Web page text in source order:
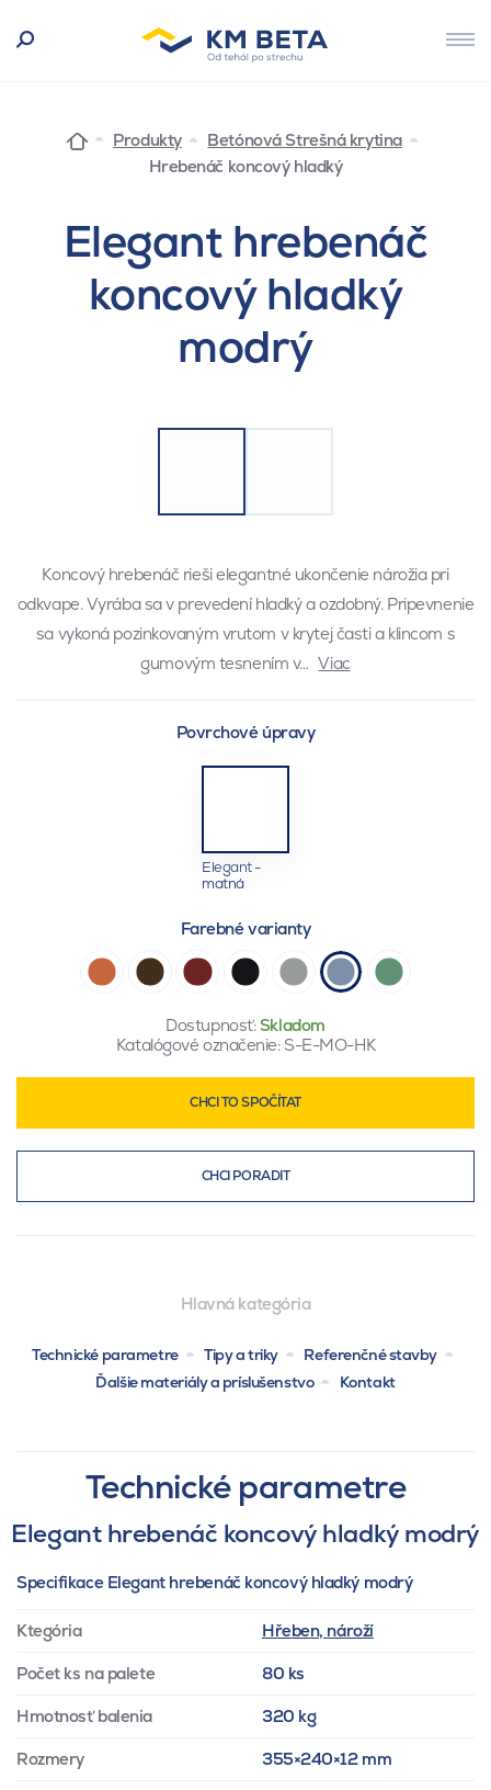
Produkty
Betónová Strešná krytina
Hrebenáč koncový hladký
Elegant hrebenáč
koncový hladký
modrý
Koncový hrebenáč rieši elegantné ukončenie nárožia pri
odkvape. Vyrába sa v prevedení hladký a ozdobný. Pripevnenie
sa vykoná pozinkovaným vrutom v krytej časti a klincom s
gumovým tesnením v… Viac
Povrchové úpravy
Elegant -
matná
Farebné varianty
Dostupnosť:Skladom
Katalógové označenie: S-E-MO-HK
CHCI TO SPOČÍTAT
CHCI PORADIT
Hlavná kategória
Technické parametre Tipy a triky
Referenčné stavby
Ďalšie materiály a príslušenstvo
Kontakt
Technické parametre
Elegant hrebenáč koncový hladký modrý
Specifikace Elegant hrebenáč koncový hladký modrý
Ktegória Hřeben, nároží
Počet ks na palete 80 ks
Hmotnosť balenia 320 kg
Rozmery 355×240×12 mm